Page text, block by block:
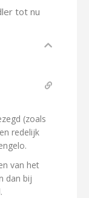
tot nu
(zoals
redelijk
van het
dan bij